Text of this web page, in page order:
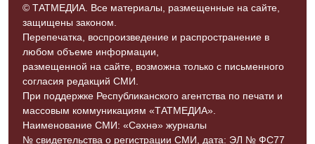
© ТАТМЕДИА. Все материалы, размещенные на сайте,
защищены законом.
Перепечатка, воспроизведение и распространение в
любом объеме информации,
размещенной на сайте, возможна только с письменного
согласия редакций СМИ.
При поддержке Республиканского агентства по печати и
массовым коммуникациям «ТАТМЕДИА».
Наименование СМИ: «Сәхнә» журналы
№ свидетельства о регистрации СМИ, дата: ЭЛ № ФС77